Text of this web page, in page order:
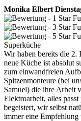
Monika Elbert
Superküche
Wir haben bereits die 2.
neue Küche ist absolut
zum einwandfreien
Spitzenmonteure (bei
Samuel) die ihre Arbeit
Elektroarbeit, alles
begeistert, wir selbst
immer eine Empfehlung